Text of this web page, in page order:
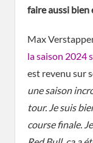
faire aussi bien
Max
la saison 2024
est revenu sur
une saison
tour. Je suis
course finale. J